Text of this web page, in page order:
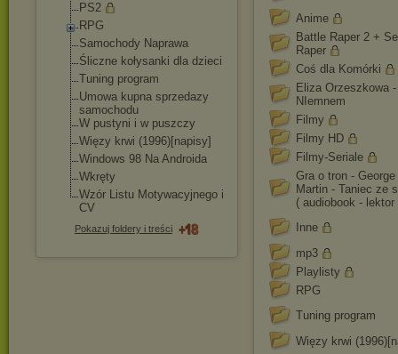
PS2
RPG
Samochody Naprawa
Śliczne kołysanki dla dzieci
Tuning program
Umowa kupna sprzedazy
samochodu
W pustyni i w puszczy
Więzy krwi (1996)[napisy]
Windows 98 Na Androida
Wkręty
Wzór Listu Motywacyjnego i
CV
Pokazuj foldery i treści
Anime
Battle Raper 2 +
Raper
Coś dla Komórki
Eliza Orzeszkowa
NIemnem
Filmy
Filmy HD
Filmy-Seriale
Gra o tron -
Martin - Taniec ze
( audiobook - lektor
Inne
mp3
Playlisty
RPG
Tuning program
Więzy krwi